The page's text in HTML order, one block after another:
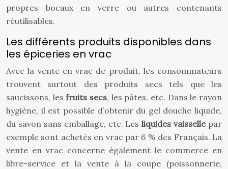
propres bocaux en verre ou autres contenants
réutilisables.
Les différents produits disponibles dans
les épiceries en vrac
Avec la vente en vrac de produit, les consommateurs
trouvent surtout des produits secs tels que les
saucissons, lesfruits secs, les pâtes, etc. Dans le rayon
hygiène, il est possible d’obtenir du gel douche liquide,
du savon sans emballage, etc. Lesliquides vaissellepar
exemple sont achetés en vrac par 6 % des Français. La
vente en vrac concerne également le commerce en
libre-service et la vente à la coupe (poissonnerie,